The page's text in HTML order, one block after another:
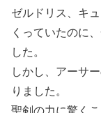
ゼルドリス、キ
くっていたのに
した。
しかし、アーサ
りました。
聖剣の力に驚く